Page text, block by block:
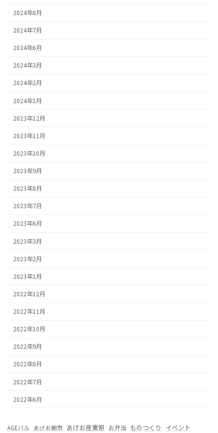
2024年8月
2024年7月
2024年6月
2024年3月
2024年2月
2024年1月
2023年12月
2023年11月
2023年10月
2023年9月
2023年8月
2023年7月
2023年6月
2023年3月
2023年2月
2023年1月
2022年12月
2022年11月
2022年10月
2022年9月
2022年8月
2022年7月
2022年6月
AGEバル あげお朝市 あげお産業祭 お弁当 ものつくり イベント